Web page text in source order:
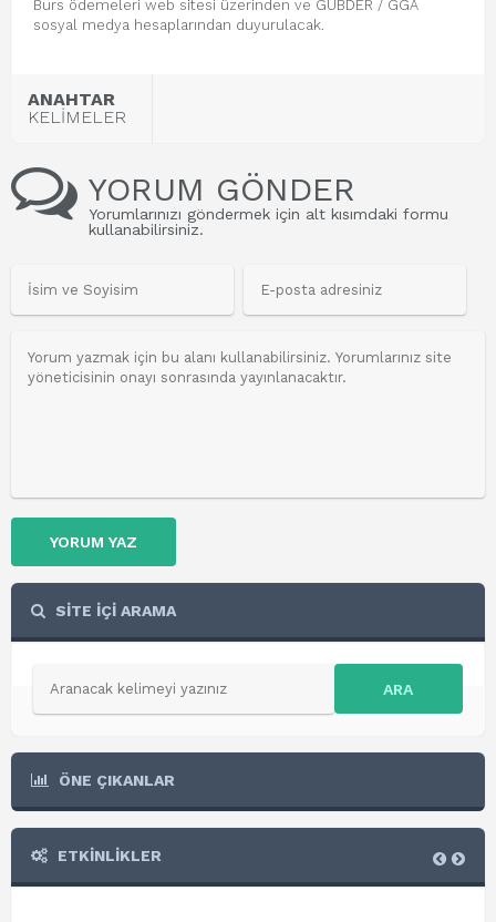
Burs ödemeleri web sitesi üzerinden ve GÜBDER / GGA
sosyal medya hesaplarından duyurulacak.
ANAHTAR
KELİMELER
YORUM GÖNDER
Yorumlarınızı göndermek için alt kısımdaki formu
kullanabilirsiniz.
YORUM YAZ
SİTE İÇİ ARAMA
ARA
ÖNE ÇIKANLAR
ETKİNLİKLER